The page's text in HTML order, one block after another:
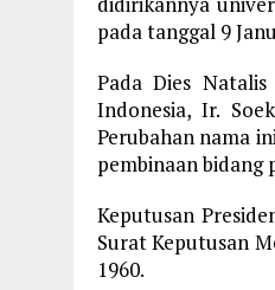
pada tanggal 9
Pada Dies
Indonesia, Ir.
Perubahan nama
pembinaan bidang
Keputusan
Surat Keputusan
1960.